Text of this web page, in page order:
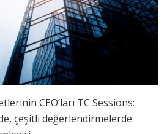
CEO’ları TC Sessions:
çeşitli değerlendirmelerde